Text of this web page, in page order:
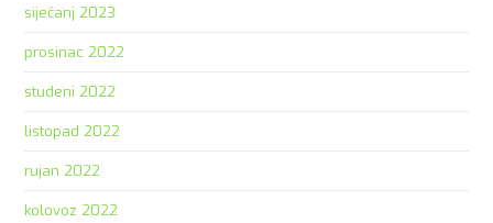
siječanj 2023
prosinac 2022
studeni 2022
listopad 2022
rujan 2022
kolovoz 2022